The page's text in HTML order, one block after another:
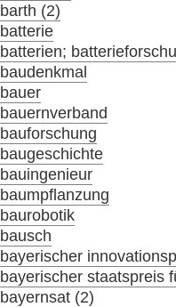
barth (2)
batterie
batterien;
baudenkmal
bauer
bauernverband
bauforschung
baugeschichte
bauingenieur
baumpflanzung
baurobotik
bausch
bayerischer
bayerischer staatspreis
bayernsat (2)